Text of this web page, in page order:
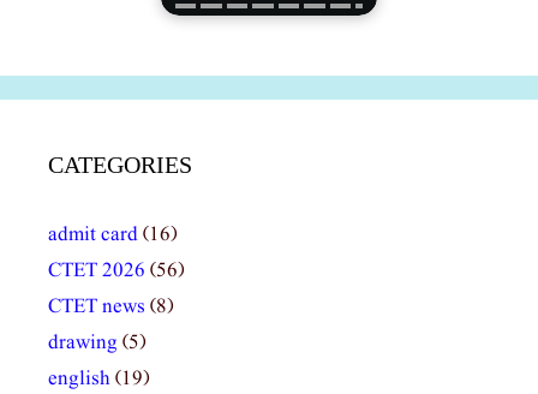
CATEGORIES
admit card(16)
CTET 2026 (56)
CTET news (8)
drawing (5)
english(19)